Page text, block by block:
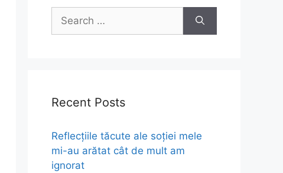
Search
for:
Recent Posts
Reflecțiile tăcute ale soției mele
mi-au arătat cât de mult am
ignorat